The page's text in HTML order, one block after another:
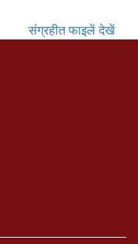
संग्रहीत फाइलें देखें